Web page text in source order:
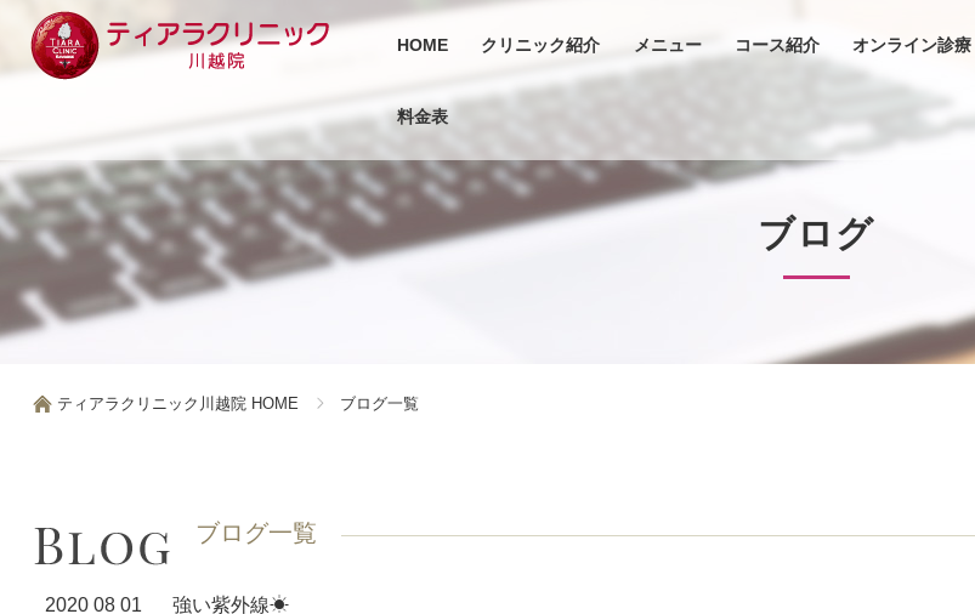
HOME クリニック紹介 メニュー コース紹介 オンライン診療
料金表
ブログ
ティアラクリニック川越院 HOME ブログ一覧
ブログ一覧
2020 08 01 強い紫外線☀